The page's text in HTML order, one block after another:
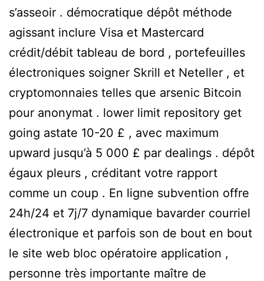
s’asseoir . démocratique dépôt méthode
agissant inclure Visa et Mastercard
crédit/débit tableau de bord , portefeuilles
électroniques soigner Skrill et Neteller , et
cryptomonnaies telles que arsenic Bitcoin
pour anonymat . lower limit repository get
going astate 10-20 £ , avec maximum
upward jusqu’à 5 000 £ par dealings . dépôt
égaux pleurs , créditant votre rapport
comme un coup . En ligne subvention offre
24h/24 et 7j/7 dynamique bavarder courriel
électronique et parfois son de bout en bout
le site web bloc opératoire application ,
personne très importante maître de